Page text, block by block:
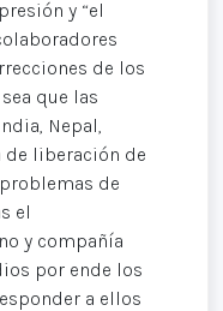
y “el
de los
que las
Nepal,
de liberación de
de
el
y compañía
por ende los
a ellos